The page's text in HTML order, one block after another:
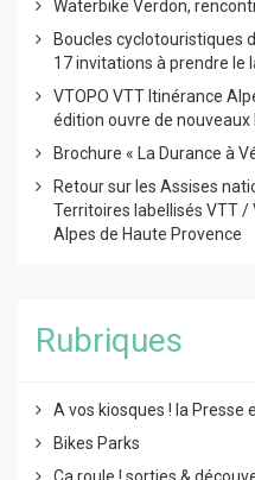
Waterbike Verdon,
Boucles cyclotouristiques
17 invitations à prendre le
VTOPO VTT Itinérance
édition ouvre de nouveaux
Brochure « La Durance à
Retour sur les Assises
Territoires labellisés VTT /
Alpes de Haute Provence
Rubriques
A vos kiosques ! la Presse
Bikes Parks